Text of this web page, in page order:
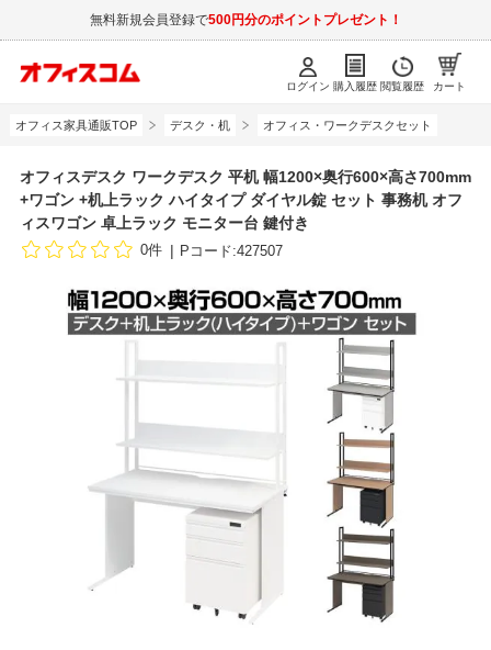
無料新規会員登録で500円分のポイントプレゼント！
ログイン 購入履歴 閲覧履歴 カート
オフィス家具通販TOP デスク・机 オフィス・ワークデスクセット
オフィスデスク ワークデスク 平机 幅1200×奥行600×高さ700mm
+ワゴン +机上ラック ハイタイプ ダイヤル錠 セット 事務机 オフ
ィスワゴン 卓上ラック モニター台 鍵付き
0件 Pコード:427507